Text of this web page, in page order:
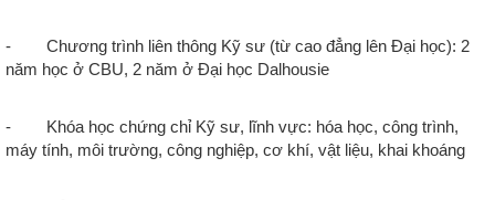
- Chương trình liên thông Kỹ sư (từ cao đẳng lên Đại học): 2
năm học ở CBU, 2 năm ở Đại học Dalhousie
- Khóa học chứng chỉ Kỹ sư, lĩnh vực: hóa học, công trình,
máy tính, môi trường, công nghiệp, cơ khí, vật liệu, khai khoáng